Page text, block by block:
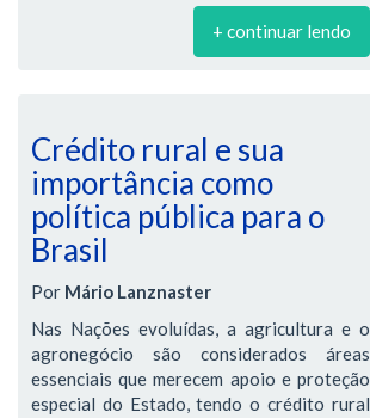
+ continuar lendo
Crédito rural e sua
importância como
política pública para o
Brasil
Por Mário Lanznaster
Nas Nações evoluídas, a agricultura e o
agronegócio são considerados áreas
essenciais que merecem apoio e proteção
especial do Estado, tendo o crédito rural